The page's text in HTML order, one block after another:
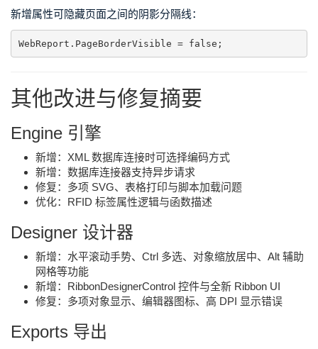
新增属性可隐藏页面之间的阴影分隔线：
WebReport.PageBorderVisible = false;
其他改进与修复摘要
Engine 引擎
新增：XML 数据库连接时可选择编码方式
新增：数据库连接器支持异步请求
修复：多项 SVG、表格打印与脚本加载问题
优化：RFID 标签属性逻辑与函数描述
Designer 设计器
新增：水平滚动手势、Ctrl 多选、对象缩放居中、Alt 辅助
网格等功能
新增：RibbonDesignerControl 控件与全新 Ribbon UI
修复：多项对象显示、编辑器图标、高 DPI 显示错误
Exports 导出